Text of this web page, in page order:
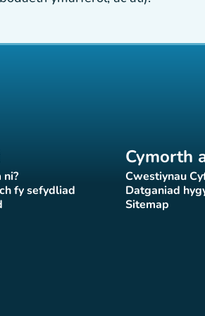
ni?
newydd)
fy sefydliad
(tab newydd)
Cymorth
Cwestiynau(tab
Datganiad
Sitemap
(tab